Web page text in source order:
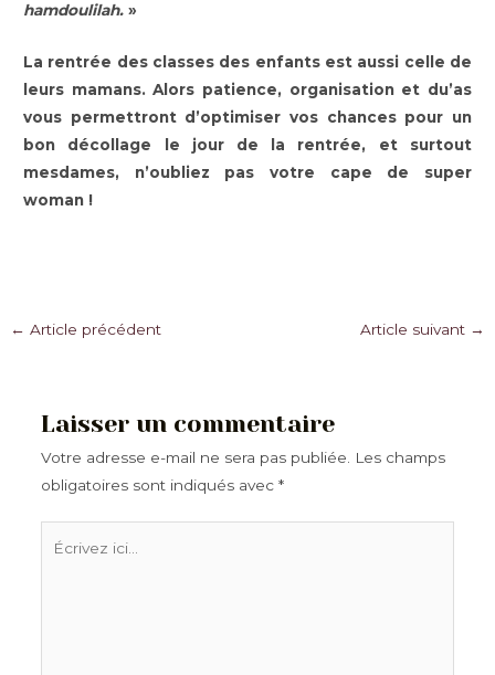
hamdoulilah. »
La rentrée des classes des enfants est aussi celle de
leurs mamans. Alors patience, organisation et du’as
vous permettront d’optimiser vos chances pour un
bon décollage le jour de la rentrée, et surtout
mesdames, n’oubliez pas votre cape de super
woman !
Navigation
← Article précédent Article suivant →
Laisser un commentaire
Votre adresse e-mail ne sera pas publiée.
Les champs
obligatoires sont indiqués avec *